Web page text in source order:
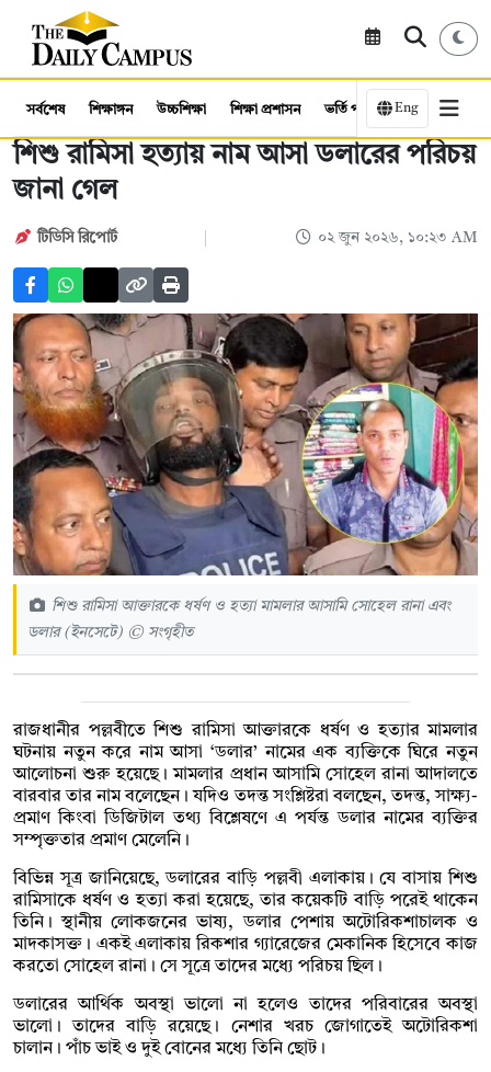
সর্বশেষ শিক্ষাঙ্গন উচ্চশিক্ষা শিক্ষা প্রশাসন ভর্তি পরীক্ষা কর্মসংস্থান
Eng
শিশু রামিসা হত্যায় নাম আসা ডলারের পরিচয়
জানা গেল
টিডিসি রিপোর্ট ০২ জুন ২০২৬, ১০:২৩ AM
শিশু রামিসা আক্তারকে ধর্ষণ ও হত্যা মামলার আসামি সোহেল রানা এবং
ডলার (ইনসেটে) © সংগৃহীত
রাজধানীর পল্লবীতে শিশু রামিসা আক্তারকে ধর্ষণ ও হত্যার মামলার
ঘটনায় নতুন করে নাম আসা ‘ডলার’ নামের এক ব্যক্তিকে ঘিরে নতুন
আলোচনা শুরু হয়েছে। মামলার প্রধান আসামি সোহেল রানা আদালতে
বারবার তার নাম বলেছেন। যদিও তদন্ত সংশ্লিষ্টরা বলছেন, তদন্ত, সাক্ষ্য-
প্রমাণ কিংবা ডিজিটাল তথ্য বিশ্লেষণে এ পর্যন্ত ডলার নামের ব্যক্তির
সম্পৃক্ততার প্রমাণ মেলেনি।
বিভিন্ন সূত্র জানিয়েছে, ডলারের বাড়ি পল্লবী এলাকায়। যে বাসায় শিশু
রামিসাকে ধর্ষণ ও হত্যা করা হয়েছে, তার কয়েকটি বাড়ি পরেই থাকেন
তিনি। স্থানীয় লোকজনের ভাষ্য, ডলার পেশায় অটোরিকশাচালক ও
মাদকাসক্ত। একই এলাকায় রিকশার গ্যারেজের মেকানিক হিসেবে কাজ
করতো সোহেল রানা। সে সূত্রে তাদের মধ্যে পরিচয় ছিল।
ডলারের আর্থিক অবস্থা ভালো না হলেও তাদের পরিবারের অবস্থা
ভালো। তাদের বাড়ি রয়েছে। নেশার খরচ জোগাতেই অটোরিকশা
চালান। পাঁচ ভাই ও দুই বোনের মধ্যে তিনি ছোট।